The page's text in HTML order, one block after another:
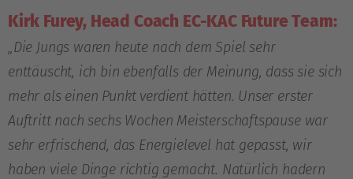
Kirk Furey, Head Coach EC-KAC Future Team:
„Die Jungs waren heute nach dem Spiel sehr
enttäuscht, ich bin ebenfalls der Meinung, dass sie sich
mehr als einen Punkt verdient hätten. Unser erster
Auftritt nach sechs Wochen Meisterschaftspause war
sehr erfrischend, das Energielevel hat gepasst, wir
haben viele Dinge richtig gemacht. Natürlich hadern